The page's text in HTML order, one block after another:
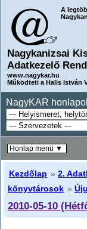
A
Nagykanizsai
Adatkezelő
www.nagykar.hu
Működteti a Halis István
NagyKAR
Kezdőlap »2.
könyvtárosok »
2010-05-10
Honlap menü ▼